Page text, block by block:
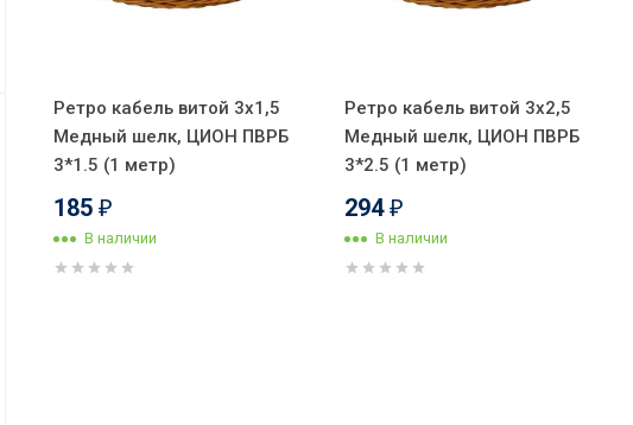
Ретро кабель витой 3x1,5
Медный шелк, ЦИОН ПВРБ
3*1.5 (1 метр)
185 ₽
В наличии
Ретро кабель витой 3x2,5
Медный шелк, ЦИОН ПВРБ
3*2.5 (1 метр)
294 ₽
В наличии